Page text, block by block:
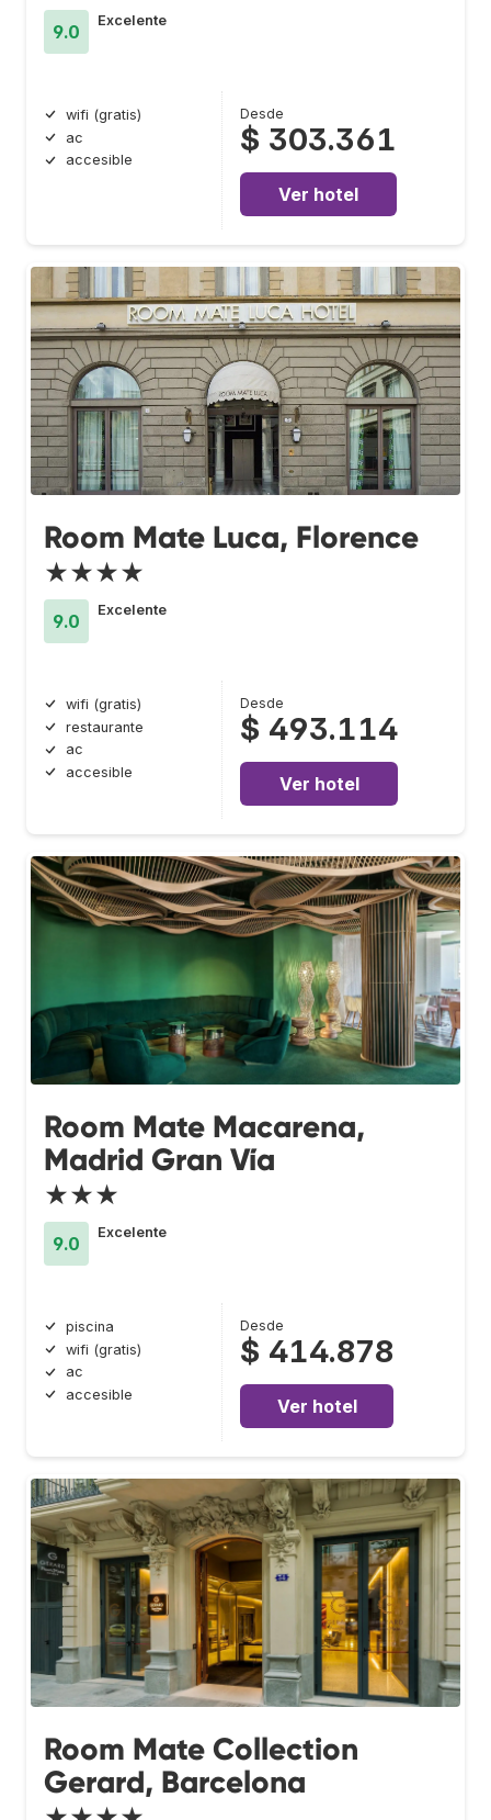
9.0
Excelente
wifi (gratis)
ac
accesible
Desde
$ 303.361
Ver hotel
Room Mate Luca, Florence
★★★★
9.0
Excelente
wifi (gratis)
restaurante
ac
accesible
Desde
$ 493.114
Ver hotel
Room Mate Macarena,
Madrid Gran Vía
★★★
9.0
Excelente
piscina
wifi (gratis)
ac
accesible
Desde
$ 414.878
Ver hotel
Room Mate Collection
Gerard, Barcelona